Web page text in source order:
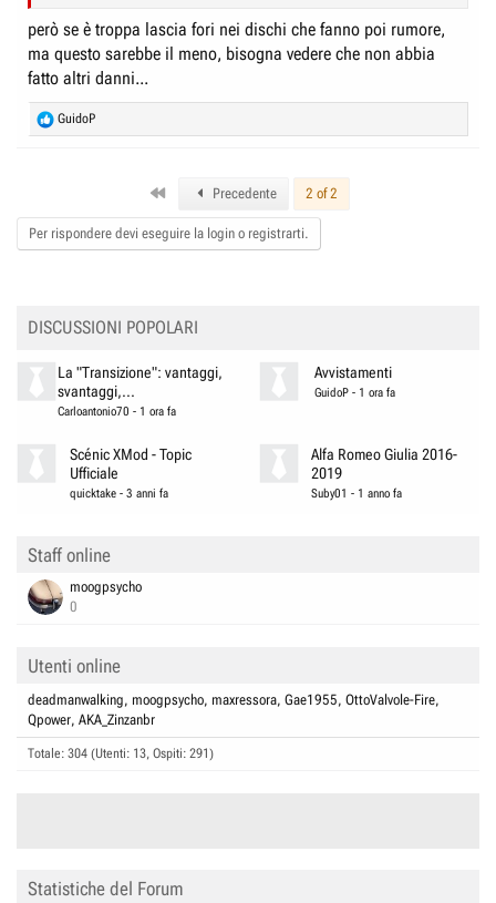
però se è troppa lascia fori nei dischi che fanno poi rumore,
ma questo sarebbe il meno, bisogna vedere che non abbia
fatto altri danni...
R
e
o
n
GuidoP
Precedente 2 of 2
Per rispondere devi eseguire la login o registrarti.
DISCUSSIONI POPOLARI
La "Transizione": vantaggi,
svantaggi,...
Carloantonio70 - 1 ora fa
Avvistamenti
GuidoP - 1 ora fa
Scénic XMod - Topic
Ufficiale
quicktake -3 anni fa
Alfa Romeo Giulia 2016-
2019
Suby01 - 1 anno fa
Staff online
moogpsycho
0
Utenti online
deadmanwalking moogpsycho maxressora Gae1955 OttoValvole-Fire
Qpower AKA_Zinzanbr
Totale: 304 (Utenti: 13, Ospiti: 291)
Statistiche del Forum